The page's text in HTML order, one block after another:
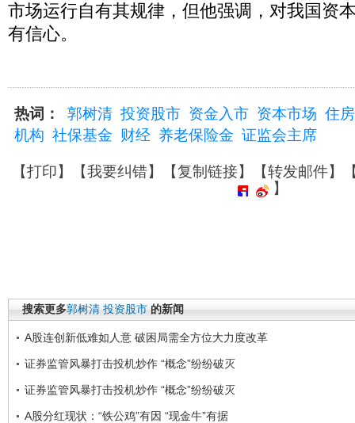
市场运行自有其规律，但他强调，对我国资
有信心。
热词： 郭树清 投资股市 资金入市 资本市场 住
机构 社保基金 财经 养老保险金 证监会主席
【打印】【我要纠错】【复制链接】【转发邮件】
】
搜索更多郭树清 投资股市 的新闻
A股连创新低难如人意 破困局需全方位大力度改革
证券监管风暴打击投机炒作 “概念”纷纷破灭
证券监管风暴打击投机炒作 “概念”纷纷破灭
A股分红现状：“铁公鸡”有因 “现金牛”有据